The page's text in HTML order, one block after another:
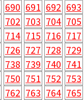
690 691 692 693
702 703 704 705
714 715 716 717
726 727 728 729
738 739 740 741
750 751 752 753
762 763 764 765